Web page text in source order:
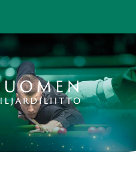
Suomen Biljardiliitto ry